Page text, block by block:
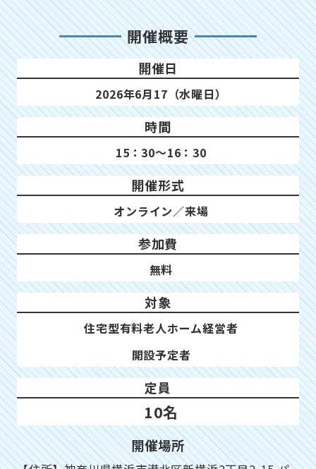
開催概要
開催日
2026年6月17（水曜日）
時間
15：30～16：30
開催形式
オンライン／来場
参加費
無料
対象
住宅型有料老人ホーム経営者
開設予定者
定員
10名
開催場所